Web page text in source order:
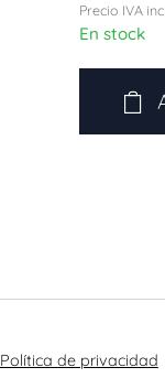
Precio IVA
En stock
Política de privacidad